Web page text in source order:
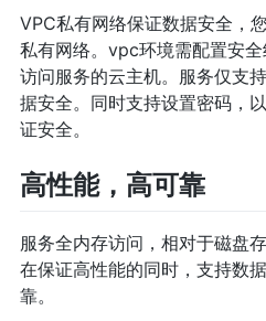
VPC私有网络保证数据安全，
私有网络。vpc环境需配置安
访问服务的云主机。服务仅支
据安全。同时支持设置密码，
证安全。
高性能，高可靠
服务全内存访问，相对于磁盘
在保证高性能的同时，支持数
靠。